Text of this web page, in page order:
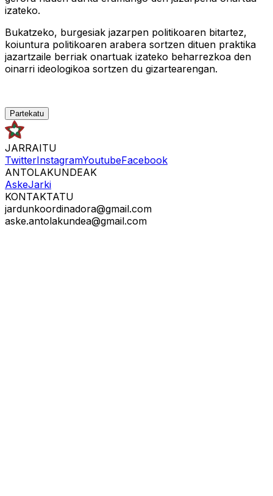
izateko.
Bukatzeko, burgesiak jazarpen politikoaren bitartez,
koiuntura politikoaren arabera sortzen dituen praktika
jazartzaile berriak onartuak izateko beharrezkoa den
oinarri ideologikoa sortzen du gizartearengan.
Partekatu
JARRAITU
TwitterInstagramYoutubeFacebook
ANTOLAKUNDEAK
AskeJarki
KONTAKTATU
jardunkoordinadora@gmail.com
aske.antolakundea@gmail.com